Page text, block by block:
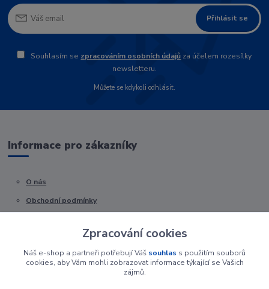
Přihlásit se
Souhlasím se zpracováním osobních údajů za účelem rozesílky
newsletteru.
Můžete se kdykoli odhlásit.
Informace pro zákazníky
O nás
Obchodní podmínky
Zpracování cookies
Náš e-shop a partneři potřebují Váš souhlas s použitím souborů
cookies, aby Vám mohli zobrazovat informace týkající se Vašich
zájmů.